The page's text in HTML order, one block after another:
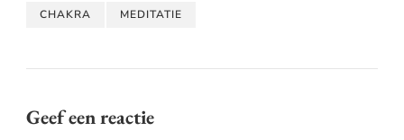
CHAKRA MEDITATIE
Geef een reactie